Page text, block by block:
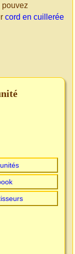
pouvez
cord en cuillerée